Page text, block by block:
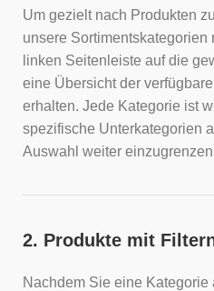
Um gezielt nach Produkten
unsere
linken Seitenleiste auf die
eine Übersicht der
erhalten. Jede Kategorie ist
spezifische Unterkategorien
Auswahl weiter
2. Produkte mit
Nachdem Sie eine Kategorie